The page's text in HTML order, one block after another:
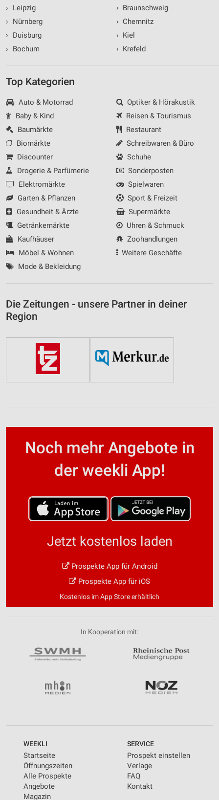
›
Leipzig
›
Nürnberg
›
Duisburg
›
Bochum
› Braunschweig
› Chemnitz
› Kiel
› Krefeld
Top Kategorien
Auto & Motorrad
Baby & Kind
Baumärkte
Biomärkte
Discounter
Drogerie & Parfümerie
Elektromärkte
Garten & Pflanzen
Gesundheit & Ärzte
Getränkemärkte
Kaufhäuser
Möbel & Wohnen
Mode & Bekleidung
Optiker & Hörakustik
Reisen & Tourismus
Restaurant
Schreibwaren & Büro
Schuhe
Sonderposten
Spielwaren
Sport & Freizeit
Supermärkte
Uhren & Schmuck
Zoohandlungen
Weitere Geschäfte
Die Zeitungen - unsere Partner in deiner
Region
Noch mehr Angebote in
der weekli App!
Jetzt kostenlos laden
Prospekte App für Android
Prospekte App für iOS
Kostenlos im App Store erhältlich
In Kooperation mit:
WEEKLI
Startseite
Öffnungszeiten
Alle Prospekte
Angebote
Magazin
SERVICE
Prospekt einstellen
Verlage
FAQ
Kontakt